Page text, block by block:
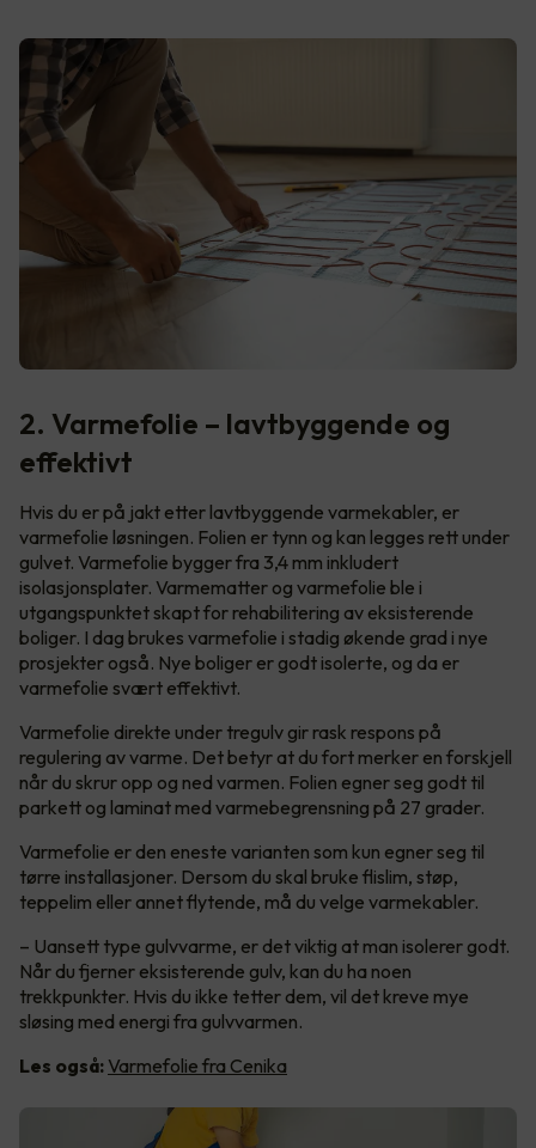
2. Varmefolie – lavtbyggende og
effektivt
Hvis du er på jakt etter lavtbyggende varmekabler, er
varmefolie løsningen. Folien er tynn og kan legges rett under
gulvet. Varmefolie bygger fra 3,4 mm inkludert
isolasjonsplater. Varmematter og varmefolie ble i
utgangspunktet skapt for rehabilitering av eksisterende
boliger. I dag brukes varmefolie i stadig økende grad i nye
prosjekter også. Nye boliger er godt isolerte, og da er
varmefolie svært effektivt.
Varmefolie direkte under tregulv gir rask respons på
regulering av varme. Det betyr at du fort merker en forskjell
når du skrur opp og ned varmen. Folien egner seg godt til
parkett og laminat med varmebegrensning på 27 grader.
Varmefolie er den eneste varianten som kun egner seg til
tørre installasjoner. Dersom du skal bruke flislim, støp,
teppelim eller annet flytende, må du velge varmekabler.
– Uansett type gulvvarme, er det viktig at man isolerer godt.
Når du fjerner eksisterende gulv, kan du ha noen
trekkpunkter. Hvis du ikke tetter dem, vil det kreve mye
sløsing med energi fra gulvvarmen.
Les også: Varmefolie fra Cenika